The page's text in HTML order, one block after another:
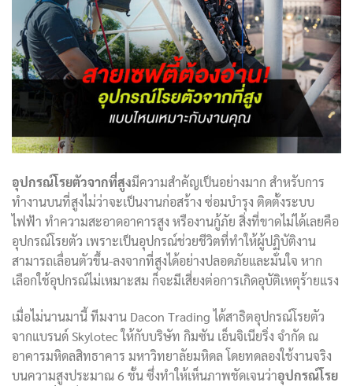
อุปกรณ์โรยตัวจากที่สูงมีความสำคัญเป็นอย่างมาก สำหรับการ
ทำงานบนที่สูงไม่ว่าจะเป็นงานก่อสร้าง ซ่อมบำรุง ติดตั้งระบบ
ไฟฟ้า ทำความสะอาดอาคารสูง หรืองานกู้ภัย สิ่งที่ขาดไม่ได้เลยคือ
อุปกรณ์โรยตัว เพราะเป็นอุปกรณ์ช่วยชีวิตที่ทำให้ผู้ปฏิบัติงาน
สามารถเลื่อนตัวขึ้น-ลงจากที่สูงได้อย่างปลอดภัยและมั่นใจ หาก
เลือกใช้อุปกรณ์ไม่เหมาะสม ก็จะมีเสี่ยงต่อการเกิดอุบัติเหตุร้ายแรง
เมื่อไม่นานมานี้ ทีมงาน Dacon Trading ได้สาธิตอุปกรณ์โรยตัว
จากแบรนด์ Skylotec ให้กับบริษัท กิมซัน เอ็นจิเนียริ่ง จำกัด ณ
อาคารมหิดลสิทธาคาร มหาวิทยาลัยมหิดล โดยทดลองใช้งานจริง
บนความสูงประมาณ 6 ชั้น ซึ่งทำให้เห็นภาพชัดเจนว่าอุปกรณ์โรย